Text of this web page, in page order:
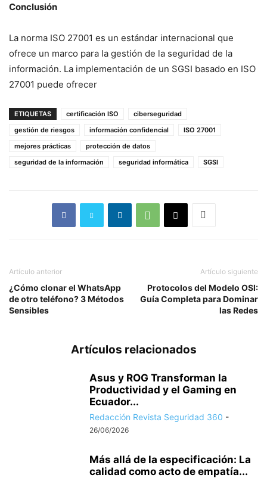
Conclusión
La norma ISO 27001 es un estándar internacional que
ofrece un marco para la gestión de la seguridad de la
información. La implementación de un SGSI basado en ISO
27001 puede ofrecer
ETIQUETAS certificación ISO
ciberseguridad
gestión de riesgos
información confidencial
ISO 27001
mejores prácticas
protección de datos
seguridad de la información
seguridad informática SGSI
Artículo anterior
¿Cómo clonar el WhatsApp
de otro teléfono? 3 Métodos
Sensibles
Artículo siguiente
Protocolos del Modelo OSI:
Guía Completa para Dominar
las Redes
Artículos relacionados
Asus y ROG Transforman la
Productividad y el Gaming en
Ecuador...
Redacción Revista Seguridad 360 -
26/06/2026
Más allá de la especificación: La
calidad como acto de empatía...